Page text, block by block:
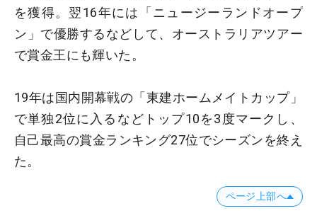
を獲得。翌16年には「ニュージーランドオープ
ン」で優勝するなどして、オーストラリアツアー
で賞金王にも輝いた。
19年は国内開幕戦の「東建ホームメイトカップ」
で単独2位に入るなどトップ10を3度マークし、
自己最高の賞金ランキング27位でシーズンを終え
た。
ページ上部へ